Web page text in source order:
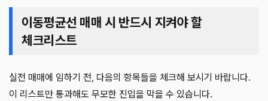
이동평균선 매매 시 반드시 지켜야 할
체크리스트
실전 매매에 임하기 전, 다음의 항목들을 체크해 보시기 바랍니다.
이 리스트만 통과해도 무모한 진입을 막을 수 있습니다.